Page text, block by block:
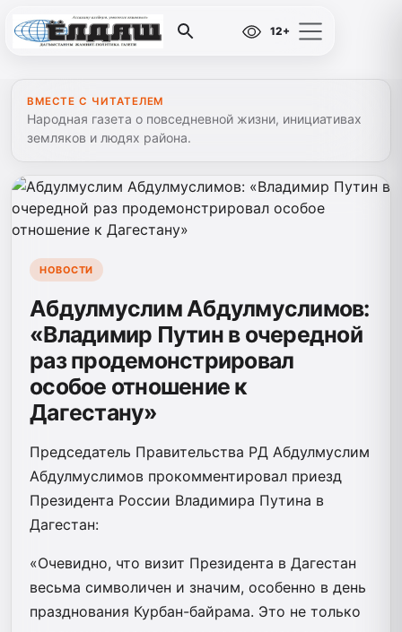
12+
ВМЕСТЕ С ЧИТАТЕЛЕМ
Народная газета о повседневной жизни, инициативах
земляков и людях района.
НОВОСТИ
Абдулмуслим Абдулмуслимов:
«Владимир Путин в очередной
раз продемонстрировал
особое отношение к
Дагестану»
Председатель Правительства РД Абдулмуслим
Абдулмуслимов прокомментировал приезд
Президента России Владимира Путина в
Дагестан:
«Очевидно, что визит Президента в Дагестан
весьма символичен и значим, особенно в день
празднования Курбан-байрама. Это не только